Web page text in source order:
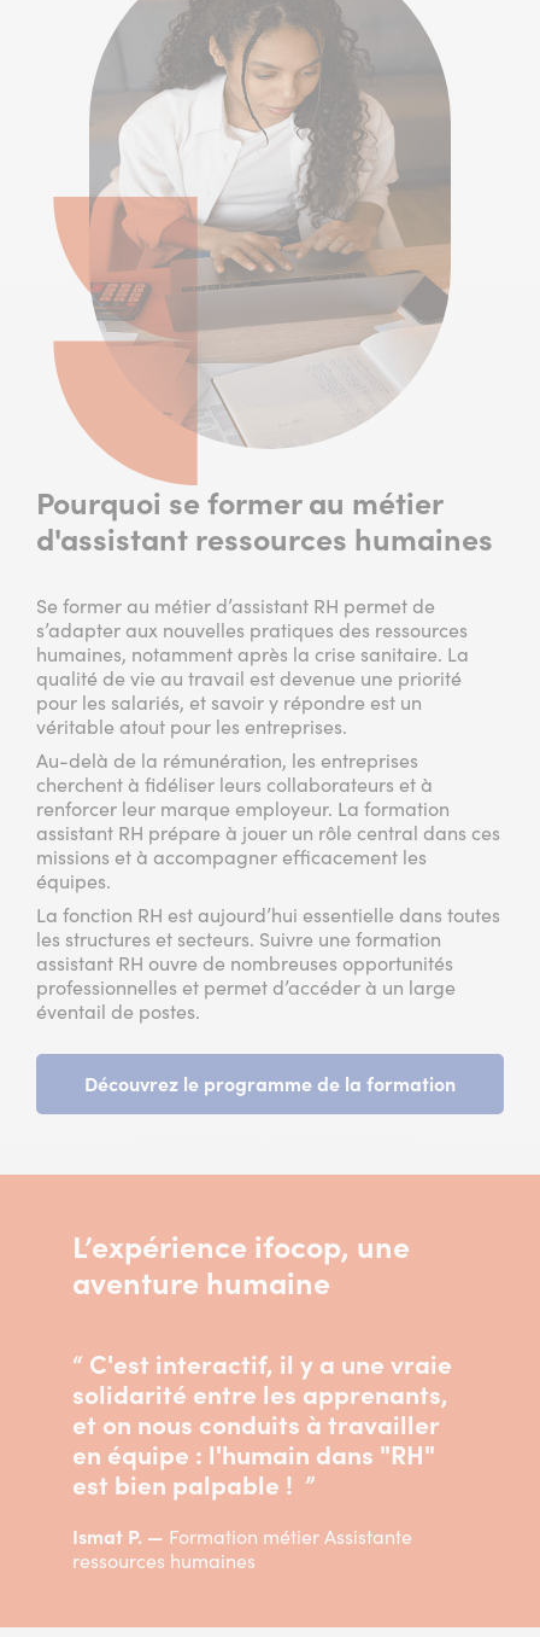
Pourquoi se former au métier
d'assistant ressources humaines
Se former au métier d’assistant RH permet de
s’adapter aux nouvelles pratiques des ressources
humaines, notamment après la crise sanitaire. La
qualité de vie au travail est devenue une priorité
pour les salariés, et savoir y répondre est un
véritable atout pour les entreprises.
Au-delà de la rémunération, les entreprises
cherchent à fidéliser leurs collaborateurs et à
renforcer leur marque employeur. La formation
assistant RH prépare à jouer un rôle central dans ces
missions et à accompagner efficacement les
équipes.
La fonction RH est aujourd’hui essentielle dans toutes
les structures et secteurs. Suivre une formation
assistant RH ouvre de nombreuses opportunités
professionnelles et permet d’accéder à un large
éventail de postes.
Découvrez le programme de la formation
L’expérience ifocop, une
aventure humaine
“ C'est interactif, il y a une vraie
solidarité entre les apprenants,
et on nous conduits à travailler
en équipe : l'humain dans "RH"
est bien palpable ! ”
Ismat P.
Formation métier Assistante
ressources humaines